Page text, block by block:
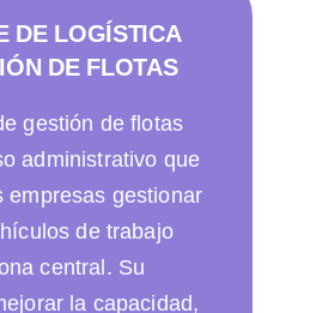
DE LOGÍSTICA
DE FLOTAS
gestión de flotas
administrativo que
empresas gestionar
de trabajo
central. Su
la capacidad,